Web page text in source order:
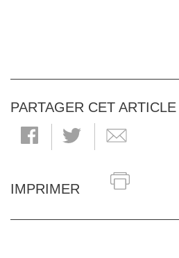
PARTAGER CET ARTICLE
IMPRIMER